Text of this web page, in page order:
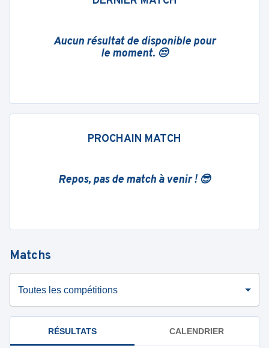
Aucun résultat de disponible pour
le moment. 😔
PROCHAIN MATCH
Repos, pas de match à venir ! 😎
Matchs
Toutes les compétitions
RÉSULTATS CALENDRIER